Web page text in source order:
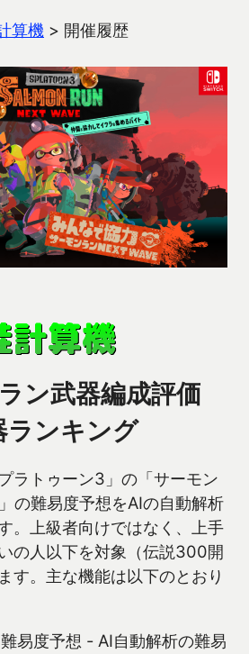
算機 > 開催履歴
ン武器編成評価
ランキング
ラトゥーン3」の「サーモン
の難易度予想をAIの自動解析
。上級者向けではなく、上手
の人以下を対象（伝説300開
す。主な機能は以下のとおり
易度予想 - AI自動解析の難易